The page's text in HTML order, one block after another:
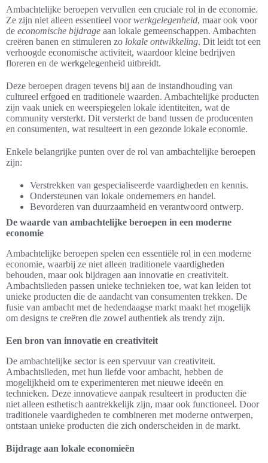
Ambachtelijke beroepen vervullen een cruciale rol in de economie.
Ze zijn niet alleen essentieel voorwerkgelegenheid, maar ook voor
de economische bijdrage aan lokale gemeenschappen. Ambachten
creëren banen en stimuleren zo lokale ontwikkeling. Dit leidt tot een
verhoogde economische activiteit, waardoor kleine bedrijven
floreren en de werkgelegenheid uitbreidt.
Deze beroepen dragen tevens bij aan de instandhouding van
cultureel erfgoed en traditionele waarden. Ambachtelijke producten
zijn vaak uniek en weerspiegelen lokale identiteiten, wat de
community versterkt. Dit versterkt de band tussen de producenten
en consumenten, wat resulteert in een gezonde lokale economie.
Enkele belangrijke punten over de rol van ambachtelijke beroepen
zijn:
Verstrekken van gespecialiseerde vaardigheden en kennis.
Ondersteunen van lokale ondernemers en handel.
Bevorderen van duurzaamheid en verantwoord ontwerp.
De waarde van ambachtelijke beroepen in een moderne
economie
Ambachtelijke beroepen spelen een essentiële rol in een moderne
economie, waarbij ze niet alleen traditionele vaardigheden
behouden, maar ook bijdragen aan innovatie en creativiteit.
Ambachtslieden passen unieke technieken toe, wat kan leiden tot
unieke producten die de aandacht van consumenten trekken. De
fusie van ambacht met de hedendaagse markt maakt het mogelijk
om designs te creëren die zowel authentiek als trendy zijn.
Een bron van innovatie en creativiteit
De ambachtelijke sector is een spervuur van creativiteit.
Ambachtslieden, met hun liefde voor ambacht, hebben de
mogelijkheid om te experimenteren met nieuwe ideeën en
technieken. Deze innovatieve aanpak resulteert in producten die
niet alleen esthetisch aantrekkelijk zijn, maar ook functioneel. Door
traditionele vaardigheden te combineren met moderne ontwerpen,
ontstaan unieke producten die zich onderscheiden in de markt.
Bijdrage aan lokale economieën